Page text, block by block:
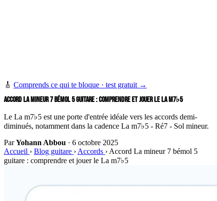
🎸 Comprends ce qui te bloque · test gratuit →
ACCORD LA MINEUR 7 BÉMOL 5 GUITARE : COMPRENDRE ET JOUER LE LA M7♭5
Le La m7♭5 est une porte d'entrée idéale vers les accords demi-
diminués, notamment dans la cadence La m7♭5 - Ré7 - Sol mineur.
ParYohann Abbou · 6 octobre 2025
Accueil › Blog guitare › Accords › Accord La mineur 7 bémol 5
guitare : comprendre et jouer le La m7♭5